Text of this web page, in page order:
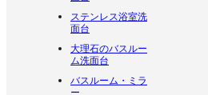
ステンレス浴室洗
面台
大理石のバスルー
ム洗面台
バスルーム・ミラ
ー